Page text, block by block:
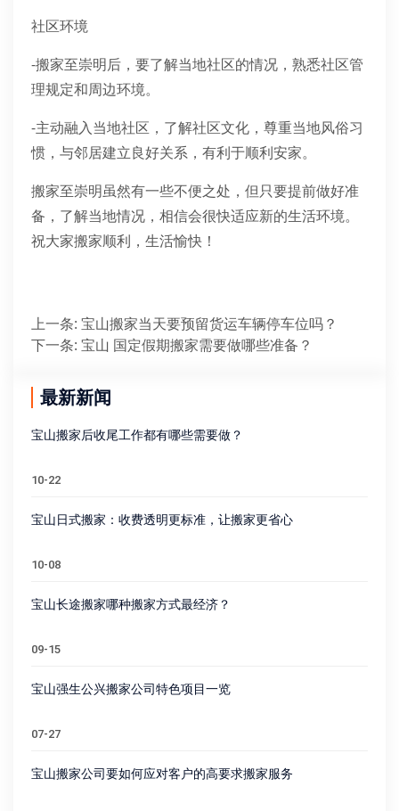
社区环境
-搬家至崇明后，要了解当地社区的情况，熟悉社区管
理规定和周边环境。
-主动融入当地社区，了解社区文化，尊重当地风俗习
惯，与邻居建立良好关系，有利于顺利安家。
搬家至崇明虽然有一些不便之处，但只要提前做好准
备，了解当地情况，相信会很快适应新的生活环境。
祝大家搬家顺利，生活愉快！
上一条: 宝山搬家当天要预留货运车辆停车位吗？
下一条: 宝山 国定假期搬家需要做哪些准备？
最新新闻
宝山搬家后收尾工作都有哪些需要做？
10-22
宝山日式搬家：收费透明更标准，让搬家更省心
10-08
宝山长途搬家哪种搬家方式最经济？
09-15
宝山强生公兴搬家公司特色项目一览
07-27
宝山搬家公司要如何应对客户的高要求搬家服务